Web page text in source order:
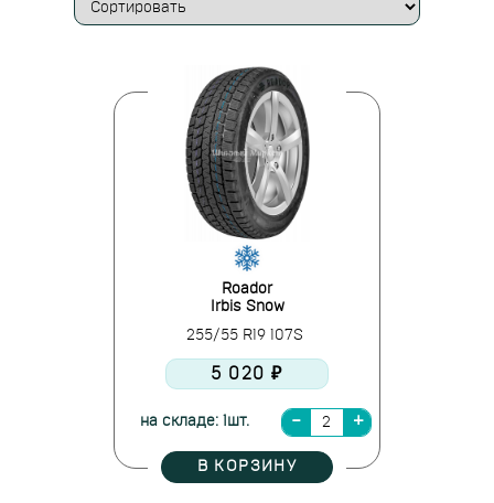
Roador
Irbis Snow
255/55 R19 107S
5 020 ₽
на складе: 1шт.
В КОРЗИНУ